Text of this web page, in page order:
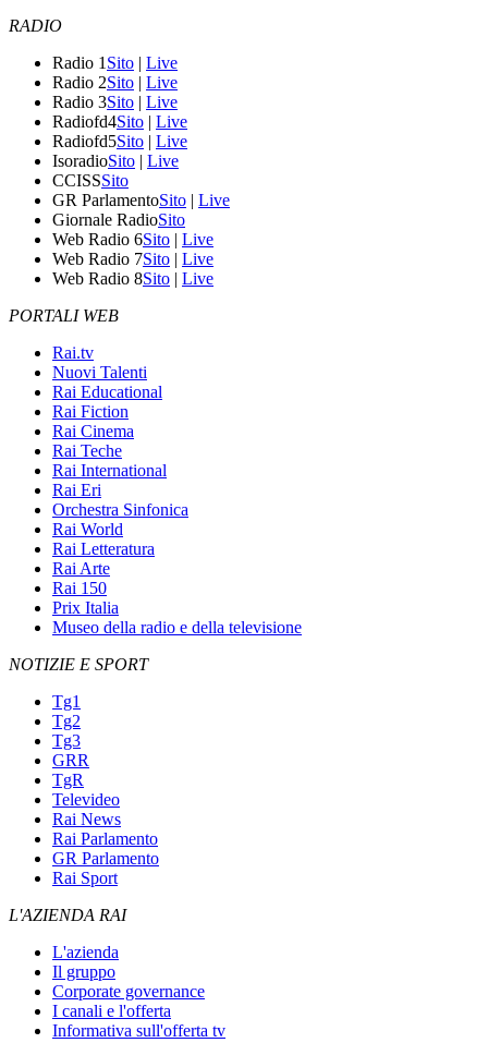
RADIO
Radio 1 Sito | Live
Radio 2Sito | Live
Radio 3Sito | Live
Radiofd4Sito | Live
Radiofd5Sito | Live
IsoradioSito | Live
CCISSSito
GR ParlamentoSito | Live
Giornale RadioSito
Web Radio 6Sito | Live
Web Radio 7Sito | Live
Web Radio 8Sito | Live
PORTALI WEB
Rai.tv
Nuovi Talenti
Rai Educational
Rai Fiction
Rai Cinema
Rai Teche
Rai International
Rai Eri
Orchestra Sinfonica
Rai World
Rai Letteratura
Rai Arte
Rai 150
Prix Italia
Museo della radio e della televisione
NOTIZIE E SPORT
Tg1
Tg2
Tg3
GRR
TgR
Televideo
Rai News
Rai Parlamento
GR Parlamento
Rai Sport
L'AZIENDA RAI
L'azienda
Il gruppo
Corporate governance
I canali e l'offerta
Informativa sull'offerta tv